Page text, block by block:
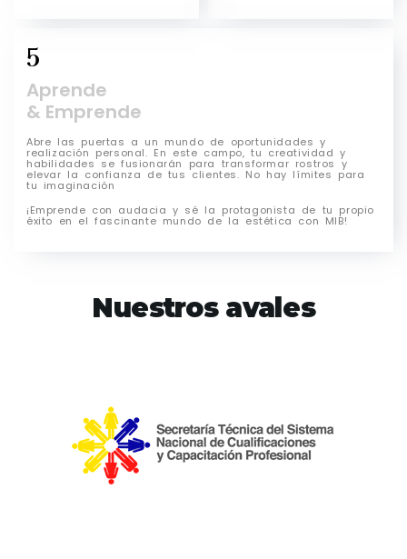
5
Aprende
& Emprende
Abre las puertas a un mundo de oportunidades y
realización personal. En este campo, tu creatividad y
habilidades se fusionarán para transformar rostros y
elevar la confianza de tus clientes. No hay límites para
tu imaginación
¡Emprende con audacia y sé la protagonista de tu propio
éxito en el fascinante mundo de la estética con MIB!
Nuestros avales